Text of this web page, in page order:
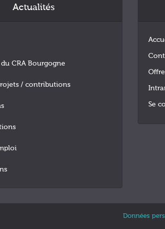
Actualités
CRA Bourgogne
/ contributions
Se
Données